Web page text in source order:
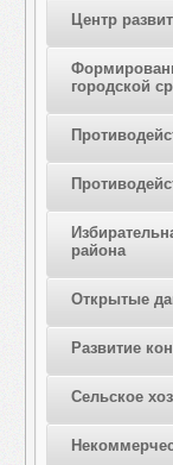
Центр
городской
района
Открытые
Развитие
Сельское